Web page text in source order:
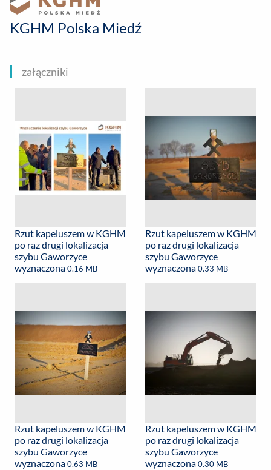
KGHM Polska Miedź
załączniki
Rzut kapeluszem w KGHM
po raz drugi lokalizacja
szybu Gaworzyce
wyznaczona0.16 MB
Rzut kapeluszem w KGHM
po raz drugi lokalizacja
szybu Gaworzyce
wyznaczona0.33 MB
Rzut kapeluszem w KGHM
po raz drugi lokalizacja
szybu Gaworzyce
wyznaczona0.63 MB
Rzut kapeluszem w KGHM
po raz drugi lokalizacja
szybu Gaworzyce
wyznaczona0.30 MB